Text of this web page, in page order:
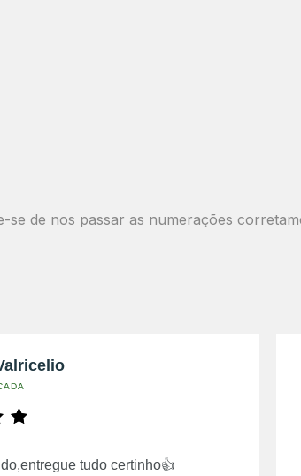
de nos passar as numerações
tudo certinho👍